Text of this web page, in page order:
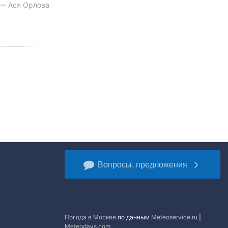
Ася Орлова
Вопросы, предложения
Погода в Москве по данным Meteoservice.ru
Meteodays.com